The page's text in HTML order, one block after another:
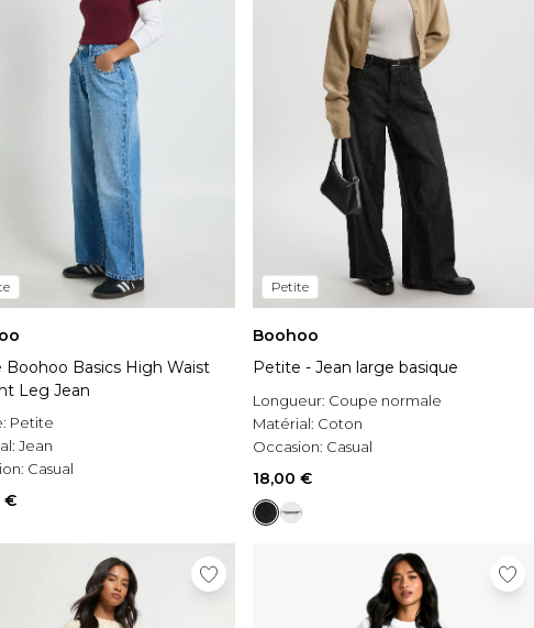
Boohoo Basics High Waist
Leg Jean
Petite
Jean
Casual
€
Petite
Boohoo
Petite - Jean large basique
Longueur: Coupe normale
Matérial: Coton
Occasion: Casual
18,00 €